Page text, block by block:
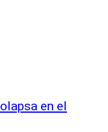
en el